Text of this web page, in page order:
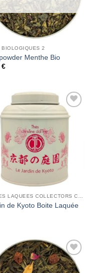
BIOLOGIQUES 2
Menthe Bio
€
Add to
Wishlist
BOITES LAQUEES COLLECTORS CHRISTINE DATTNER
de Kyoto Boite Laquée
Add to
Wishlist